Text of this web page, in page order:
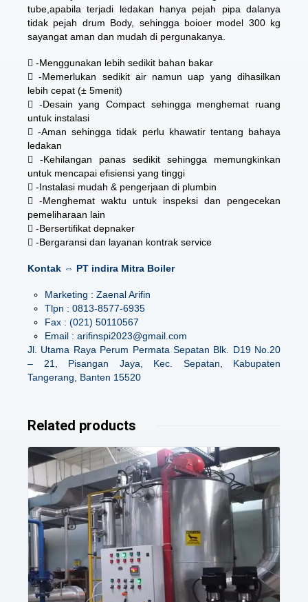
tube,apabila terjadi ledakan hanya pejah pipa dalanya
tidak pejah drum Body, sehingga boioer model 300 kg
sayangat aman dan mudah di pergunakanya.
 -Menggunakan lebih sedikit bahan bakar
 -Memerlukan sedikit air namun uap yang dihasilkan
lebih cepat (± 5menit)
 -Desain yang Compact sehingga menghemat ruang
untuk instalasi
 -Aman sehingga tidak perlu khawatir tentang bahaya
ledakan
 -Kehilangan panas sedikit sehingga memungkinkan
untuk mencapai efisiensi yang tinggi
 -Instalasi mudah & pengerjaan di plumbin
 -Menghemat waktu untuk inspeksi dan pengecekan
pemeliharaan lain
 -Bersertifikat depnaker
 -Bergaransi dan layanan kontrak service
Kontak ⇔ PT indira Mitra Boiler
Marketing : Zaenal Arifin
Tlpn : 0813-8577-6935
Fax : (021) 50110567
Email : arifinspi2023@gmail.com
Jl. Utama Raya Perum Permata Sepatan Blk. D19 No.20
– 21, Pisangan Jaya, Kec. Sepatan, Kabupaten
Tangerang, Banten 15520
Related products